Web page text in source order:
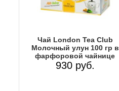
Чай London Tea Club
Молочный улун 100 гр в
фарфоровой чайнице
930 руб.